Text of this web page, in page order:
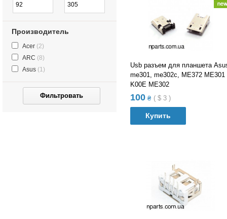
Usb разъем для планшета
me301, me302c, ME372 ME301
K00E ME302
100 ₴ ( $ 3)
Купить
Производитель
Acer (2)
ARC (8)
Asus (1)
Фильтровать